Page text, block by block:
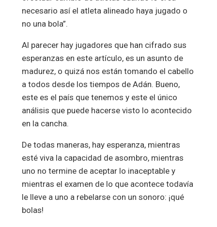
necesario así el atleta alineado haya jugado o
no una bola”.
Al parecer hay jugadores que han cifrado sus
esperanzas en este artículo, es un asunto de
madurez, o quizá nos están tomando el cabello
a todos desde los tiempos de Adán. Bueno,
este es el país que tenemos y este el único
análisis que puede hacerse visto lo acontecido
en la cancha.
De todas maneras, hay esperanza, mientras
esté viva la capacidad de asombro, mientras
uno no termine de aceptar lo inaceptable y
mientras el examen de lo que acontece todavía
le lleve a uno a rebelarse con un sonoro: ¡qué
bolas!